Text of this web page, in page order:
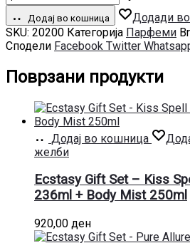
Додај во кошница
Додади
SKU: 20200 Категорија Парфеми
Сподели Facebook Twitter
Поврзани продукти
Додај во кошница
желби
Ecstasy Gift Set – Kiss
236ml + Body Mist 250ml
920,00 ден